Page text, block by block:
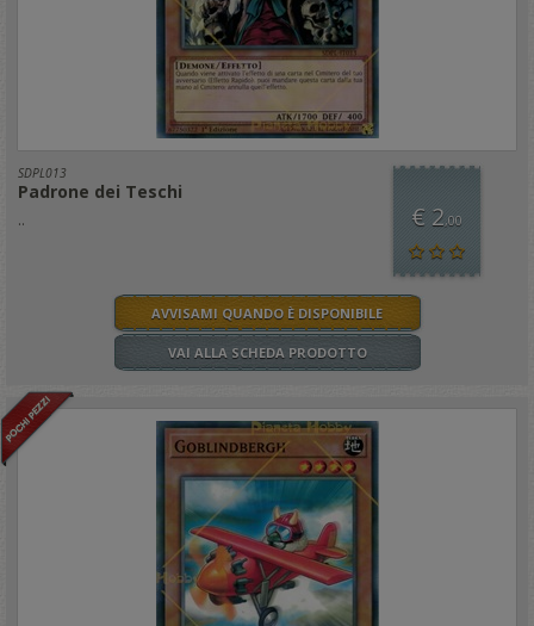
SDPL013
Padrone dei Teschi
.. € 2,00
AVVISAMI QUANDO È DISPONIBILE
VAI ALLA SCHEDA PRODOTTO